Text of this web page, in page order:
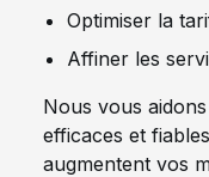
Optimiser la
Affiner les
Nous vous
efficaces et
augmentent vos